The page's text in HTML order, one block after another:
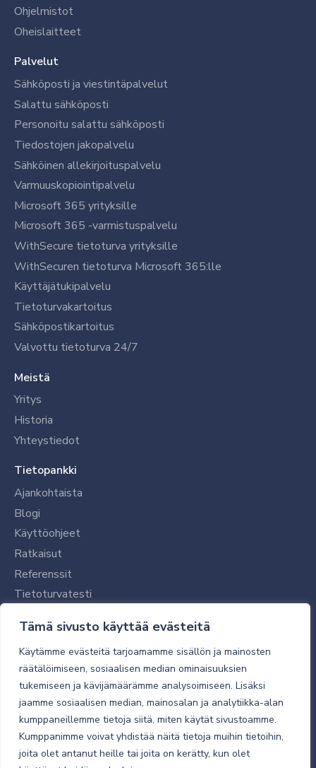
Tämä sivusto käyttää evästeitä
Käytämme evästeitä tarjoamamme sisällön ja mainosten
räätälöimiseen, sosiaalisen median ominaisuuksien
tukemiseen ja kävijämäärämme analysoimiseen. Lisäksi
jaamme sosiaalisen median, mainosalan ja analytiikka-alan
kumppaneillemme tietoja siitä, miten käytät sivustoamme.
Kumppanimme voivat yhdistää näitä tietoja muihin tietoihin,
joita olet antanut heille tai joita on kerätty, kun olet
Ohjelmistot
Oheislaitteet
Palvelut
Sähköposti ja viestintäpalvelut
Salattu sähköposti
Personoitu salattu sähköposti
Tiedostojen jakopalvelu
Sähköinen allekirjoituspalvelu
Varmuuskopiointipalvelu
Microsoft 365 yrityksille
Microsoft 365 -varmistuspalvelu
WithSecure tietoturva yrityksille
WithSecuren tietoturva Microsoft 365:lle
Käyttäjätukipalvelu
Tietoturvakartoitus
Sähköpostikartoitus
Valvottu tietoturva 24/7
Meistä
Yritys
Historia
Yhteystiedot
Tietopankki
Ajankohtaista
Blogi
Käyttöohjeet
Ratkaisut
Referenssit
Tietoturvatesti
Tilaajalle
Toimitustavat ja -kulut
Verkkokaupan yleiset ehdot
Toimitusehdot
Tietosuojaseloste
Tietoturva